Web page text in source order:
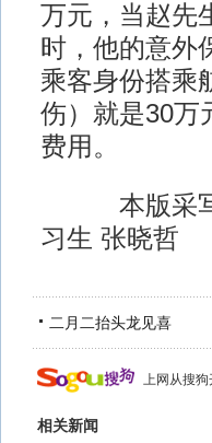
万元，当赵先
时，他的意外
乘客身份搭乘
伤）就是30万
费用。
本版采写/
习生 张晓哲
二月二抬头龙见喜
上网从搜狗
相关新闻